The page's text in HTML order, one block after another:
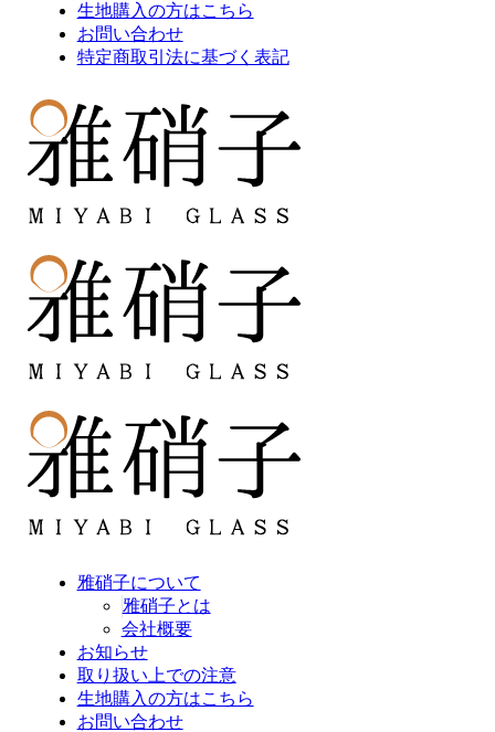
生地購入の方はこちら
お問い合わせ
特定商取引法に基づく表記
雅硝子について
雅硝子とは
会社概要
お知らせ
取り扱い上での注意
生地購入の方はこちら
お問い合わせ